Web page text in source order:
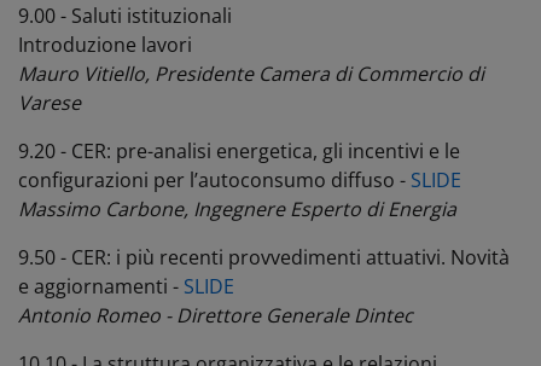
9.00 - Saluti istituzionali
Introduzione lavori
Mauro Vitiello, Presidente Camera di Commercio di
Varese
9.20 - CER: pre-analisi energetica, gli incentivi e le
configurazioni per l’autoconsumo diffuso - SLIDE
Massimo Carbone, Ingegnere Esperto di Energia
9.50 - CER: i più recenti provvedimenti attuativi. Novità
e aggiornamenti - SLIDE
Antonio Romeo - Direttore Generale Dintec